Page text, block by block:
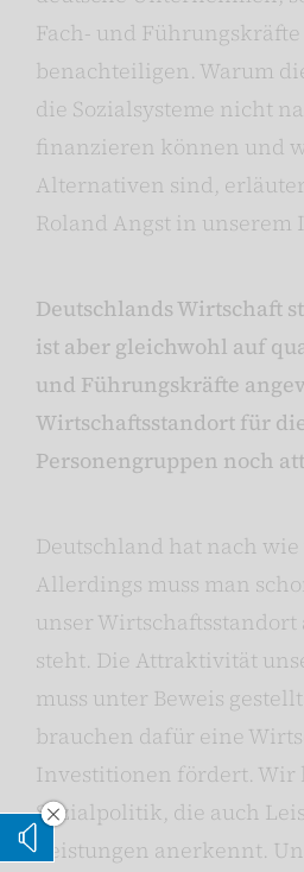
Fach- und
benachteiligen. Warum
die Sozialsysteme nicht
finanzieren können und
Alternativen sind,
Roland Angst in unserem
Deutschlands Wirtschaft
ist aber gleichwohl auf
und Führungskräfte
Wirtschaftsstandort für
Personengruppen noch
Deutschland hat nach
Allerdings muss man
unser Wirtschaftsstandort
steht. Die Attraktivität
muss unter Beweis
brauchen dafür eine
Investitionen fördert. Wir
Sozialpolitik, die auch
Leistungen anerkennt.
Vorleseoption verstecken
Vorlesen